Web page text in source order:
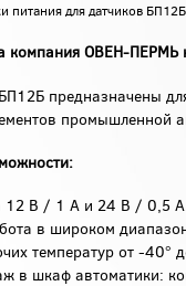
питания для датчиков
компания ОВЕН-ПЕРМЬ
предназначены
промышленной
12 В / 1 А и 24 В / 0,5
в широком
температур от -40°
в шкаф автоматики: